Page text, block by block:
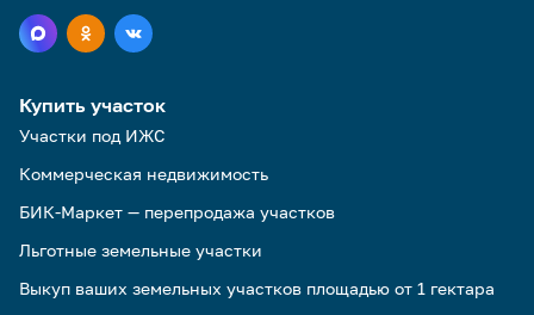
Купить участок
Участки под ИЖС
Коммерческая недвижимость
БИК-Маркет — перепродажа участков
Льготные земельные участки
Выкуп ваших земельных участков площадью от 1 гектара